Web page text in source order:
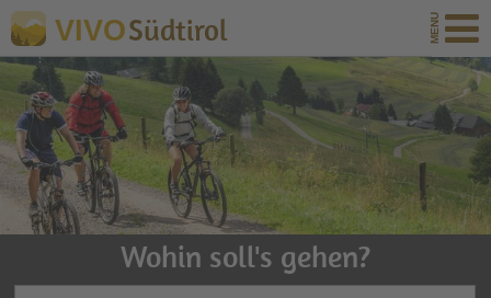
VIVOSüdtirol
Wohin soll's gehen?